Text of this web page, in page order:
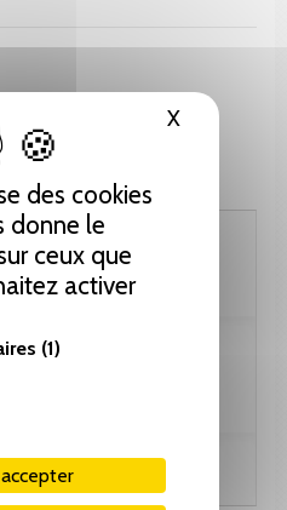
des cookies
donne le
ceux que
activer
(1)
XMasquer
Pinterest
CHF
au panier